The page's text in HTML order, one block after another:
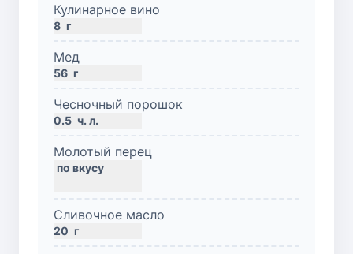
Кулинарное вино
8 г
Мед
56 г
Чесночный порошок
0.5 ч. л.
Молотый перец
Сливочное масло
20 г